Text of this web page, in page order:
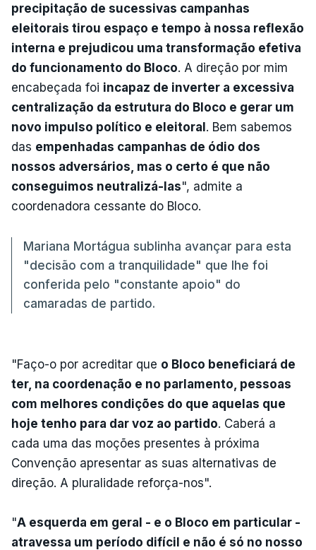
precipitação de sucessivas campanhas
eleitorais tirou espaço e tempo à nossa reflexão
interna e prejudicou uma transformação efetiva
do funcionamento do Bloco. A direção por mim
encabeçada foi incapaz de inverter a excessiva
centralização da estrutura do Bloco e gerar um
novo impulso político e eleitoral. Bem sabemos
das empenhadas campanhas de ódio dos
nossos adversários, mas o certo é que não
conseguimos neutralizá-las", admite a
coordenadora cessante do Bloco.
Mariana Mortágua sublinha avançar para esta
"decisão com a tranquilidade" que lhe foi
conferida pelo "constante apoio" do
camaradas de partido.
"Faço-o por acreditar que o Bloco beneficiará de
ter, na coordenação e no parlamento, pessoas
com melhores condições do que aquelas que
hoje tenho para dar voz ao partido. Caberá a
cada uma das moções presentes à próxima
Convenção apresentar as suas alternativas de
direção. A pluralidade reforça-nos".
"A esquerda em geral - e o Bloco em particular -
atravessa um período difícil e não é só no nosso